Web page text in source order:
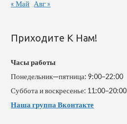
« Май Авг »
Приходите К Нам!
Часы работы
Понедельник—пятница: 9:00–22:00
Суббота и воскресенье: 11:00–20:00
Наша группа Вконтакте